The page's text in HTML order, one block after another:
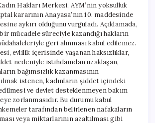
Hakları Merkezi, AYM’nin yoksulluk
kararının Anayasa’nın 10. maddesinde
aykırı olduğunu vurguladı. Açıklamada,
mücadele süreciyle kazandığı hakların
geri alınması kabul edilemez.
evlilik içerisinde yaşanan haksızlıklar,
nedeniyle istihdamdan uzaklaşan,
bağımsızlık kazanmasının
istenen, kadınların şiddet içindeki
ve devlet desteklenmeyen bakım
zorlanmasıdır. Bu durumu kabul
tarafından belirlenen nafakaların
veya miktarlarının azaltılması gibi